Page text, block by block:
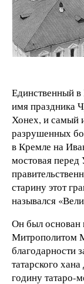
Единственный
имя праздника
Хонех, и самый
разрушенных
в Кремле на
мостовая перед
старину этот
назывался
Он был основан
Митрополитом
благодарности
татарского
годину татаро-